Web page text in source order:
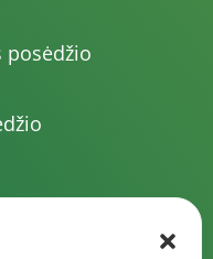
posėdžio